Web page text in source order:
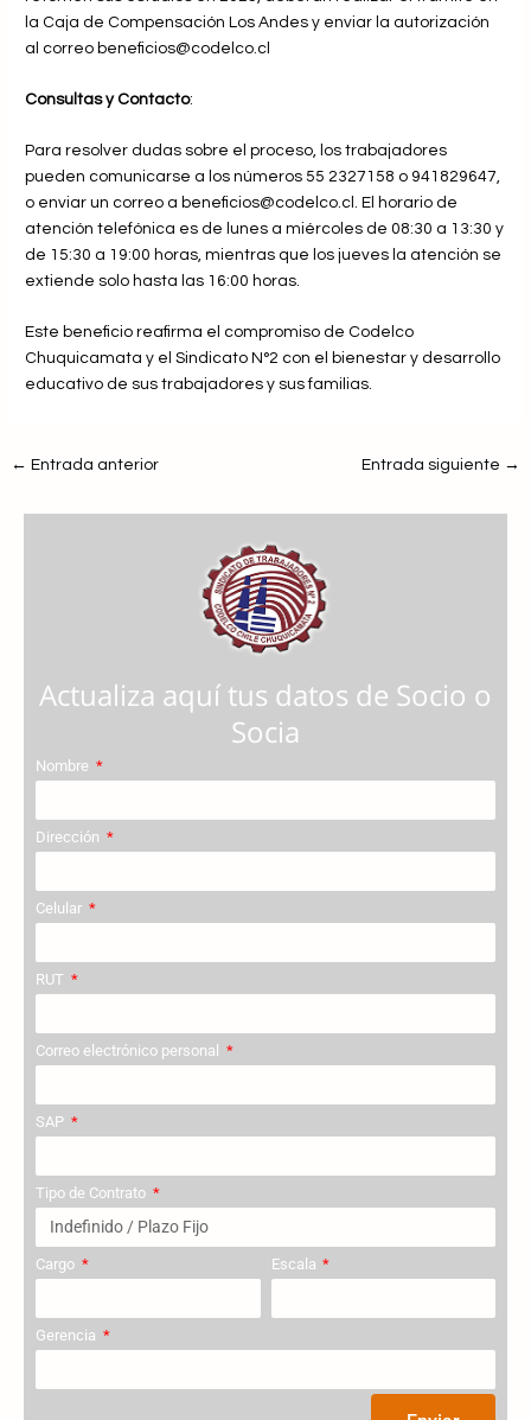
la Caja de Compensación Los Andes y enviar la autorización
al correo beneficios@codelco.cl
Consultas y Contacto:
Para resolver dudas sobre el proceso, los trabajadores
pueden comunicarse a los números 55 2327158 o 941829647,
o enviar un correo a beneficios@codelco.cl. El horario de
atención telefónica es de lunes a miércoles de 08:30 a 13:30 y
de 15:30 a 19:00 horas, mientras que los jueves la atención se
extiende solo hasta las 16:00 horas.
Este beneficio reafirma el compromiso de Codelco
Chuquicamata y el Sindicato N°2 con el bienestar y desarrollo
educativo de sus trabajadores y sus familias.
← Entrada anterior Entrada siguiente →
Actualiza aquí tus datos de Socio o
Socia
Nombre
Dirección
Celular
RUT
Correo electrónico personal
SAP
Tipo de Contrato
Cargo Escala
Gerencia